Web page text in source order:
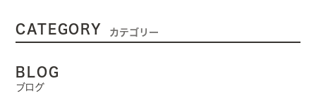
CATEGORY カテゴリー
BLOG
ブログ